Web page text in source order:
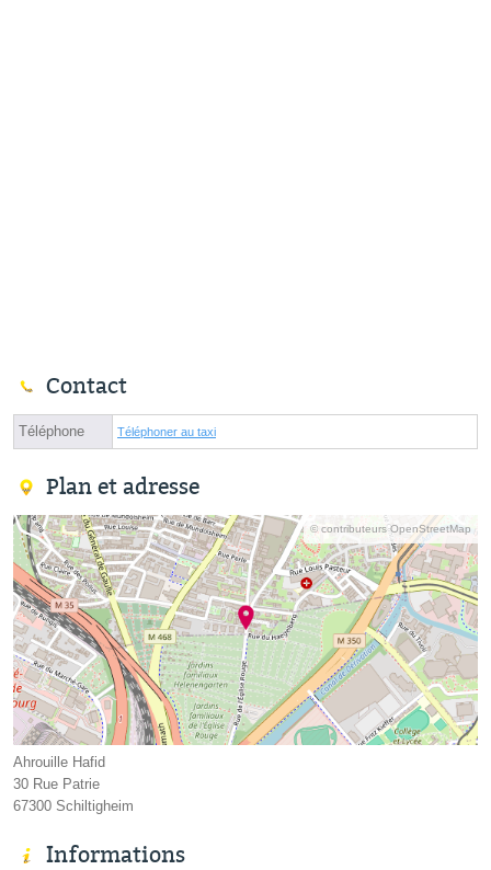
Contact
Téléphone Téléphoner au taxi
Plan et adresse
© contributeurs OpenStreetMap
Ahrouille Hafid
30 Rue Patrie
67300 Schiltigheim
Informations